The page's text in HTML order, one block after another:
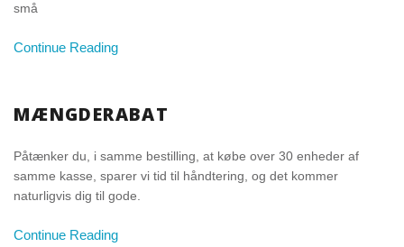
små
Continue Reading
MÆNGDERABAT
Påtænker du, i samme bestilling, at købe over 30 enheder af
samme kasse, sparer vi tid til håndtering, og det kommer
naturligvis dig til gode.
Continue Reading